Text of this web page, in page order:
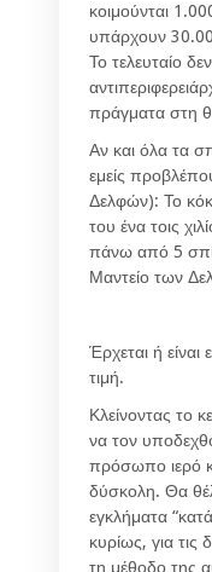
κοιμούνται
υπάρχουν
Το τελευταίο
πράγματα στη
Αν και όλα τα
εμείς
Δελφών): Το
του ένα τοις
πάνω από 5
Μαντείο των
Έρχεται ή
τιμή.
Κλείνοντας το
να τον
πρόσωπο ιερό
δύσκολη. Θα
εγκλήματα
κυρίως, για
τη μέθοδο της